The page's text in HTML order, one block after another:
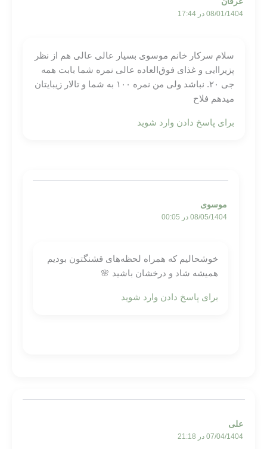
08/01/1404 در 17:44
سلام سرکار خانم موسوی بسیار عالی عالی هم از نظر
پزیراایی و غذای فوق‌العاده عالی نمره شما بابت همه
جی ۲۰. نباشد ولی من نمره ۱۰۰ به شما و تالار زیبایتان
میدهم فلاح
برای پاسخ دادن وارد شوید
موسوی
08/05/1404 در 00:05
خوشحالیم که همراه لحظه‌های قشنگتون بودیم
همیشه شاد و درخشان باشید 🌸
برای پاسخ دادن وارد شوید
علی
07/04/1404 در 21:18